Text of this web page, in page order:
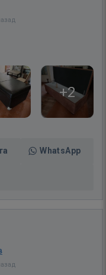
+2
WhatsApp